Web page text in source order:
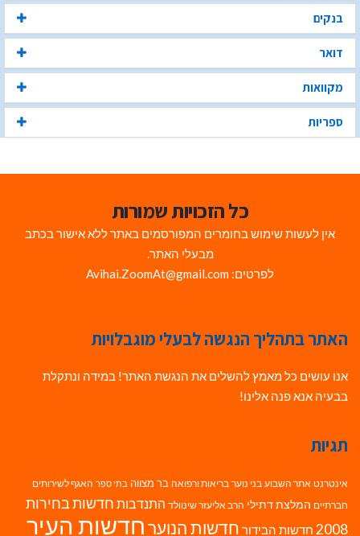
בנקים
דואר
מקוואות
ספריות
כל הזכויות שמורות
אין לעשות שימוש בחומרים המפורסמים באתר ללא אישור בכתב
מבעלי האתר.
לפרטים: Avihai.ZoomAt@gmail.com
האתר בתהליך הנגשה לבעלי מוגבלויות
אנו עושים כל מאמץ להשלים את הנגשת האתר! במידה ונתקלת
בבעיה אנא פנה אלינו!
תגיות
אינטרנט אתר השבוע בני נוער בריאות ורפואה בר מצווה בתי ספר האגף לשירותים
חברתיים המלצת דתילי הרב אליעזר שינוולד התנדבות חדשות בחירות
2008 חדשות הבידור חדשות הנוערחדשות העיר